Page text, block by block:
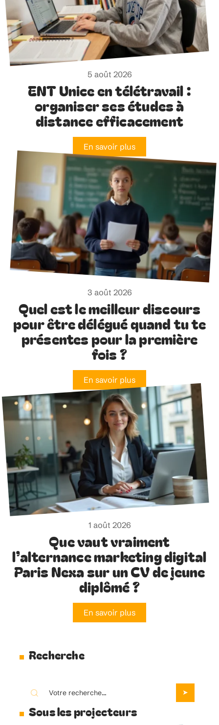
5 août 2026
ENT Unice en télétravail :
organiser ses études à
distance efficacement
En savoir plus
3 août 2026
Quel est le meilleur discours
pour être délégué quand tu te
présentes pour la première
fois ?
En savoir plus
1 août 2026
Que vaut vraiment
l’alternance marketing digital
Paris Nexa sur un CV de jeune
diplômé ?
En savoir plus
Recherche
Sous les projecteurs